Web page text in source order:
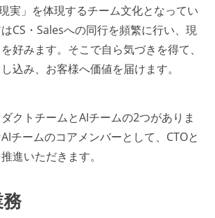
実」を体現するチーム文化となってい
CS・Salesへの同行を頻繁に行い、現
好みます。そこで自ら気づきを得て、
込み、お客様へ価値を届けます。
クトチームとAIチームの2つがありま
チームのコアメンバーとして、CTOと
進いただきます。